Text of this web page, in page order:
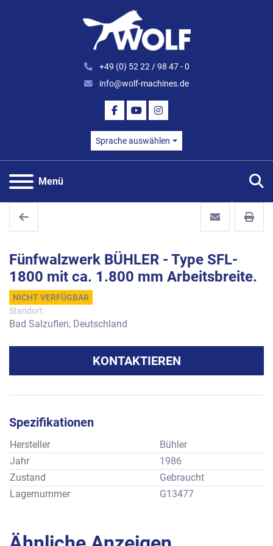
+49 (0) 52 22 / 98 47 - 0
info@wolf-machines.de
FACEBOOK
YOUTUBEINSTAGRAM
Sprache auswählen
Menü
Fünfwalzwerk BÜHLER - Type SFL-
1800 mit ca. 1.800 mm Arbeitsbreite.
NICHT VERFÜGBAR
Standort:
Bad Salzuflen, Deutschland
KONTAKTIEREN
Spezifikationen
Hersteller
Bühler
Jahr
1986
Zustand
Gebraucht
Lagernummer
G13477